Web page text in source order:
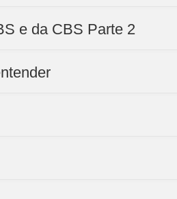
e da CBS Parte 2